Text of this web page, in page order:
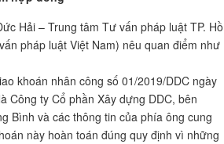
Hải – Trung tâm Tư vấn pháp luật TP. Hồ
pháp luật Việt Nam) nêu quan điểm như
khoán nhân công số 01/2019/DDC ngày
Công ty Cổ phần Xây dựng DDC, bên
Bình và các thông tin của phía ông cung
này hoàn toán đúng quy định vì những